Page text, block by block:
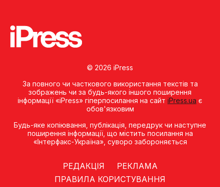
© 2026 iPress
За повного чи часткового використання текстів та
зображень чи за будь-якого іншого поширення
інформації «iPress» гіперпосилання на сайт iPress.ua є
обов'язковим
Будь-яке копiювання, публiкацiя, передрук чи наступне
поширення iнформацiї, що мiстить посилання на
«Iнтерфакс-Україна», суворо забороняється
РЕДАКЦІЯ
РЕКЛАМА
ПРАВИЛА КОРИСТУВАННЯ